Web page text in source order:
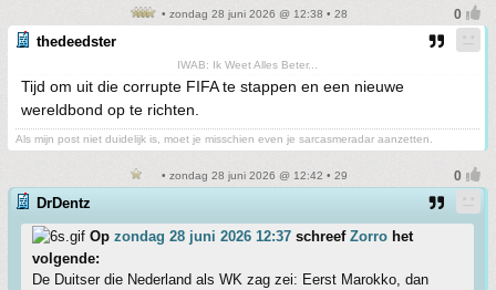
• zondag 28 juni 2026 @ 12:38 • 28
thedeedster
IWAB: Ik Weet Alles Beter...
Tijd om uit die corrupte FIFA te stappen en een nieuwe
wereldbond op te richten.
Als mijn post niet duidelijk is, moet je misschien even je sarcasmeradar aanzetten.
• zondag 28 juni 2026 @ 12:42 • 29
DrDentz
Op zondag 28 juni 2026 12:37 schreef Zorro het
volgende:
De Duitser die Nederland als WK zag zei: Eerst Marokko, dan